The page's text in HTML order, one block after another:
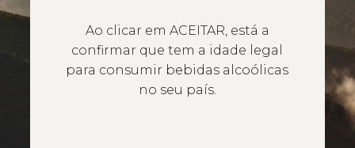
Ao clicar em ACEITAR, está a
confirmar que tem a idade legal
para consumir bebidas alcoólicas
no seu país.